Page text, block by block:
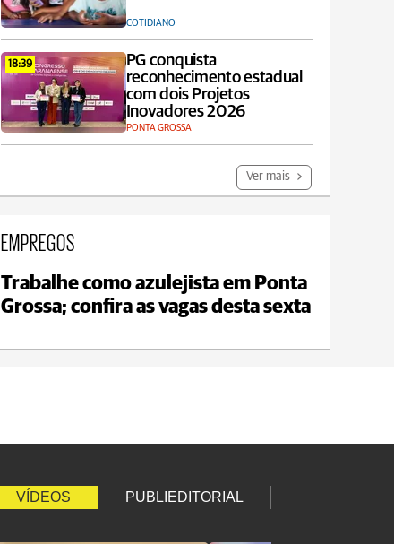
COTIDIANO
18:39
PG conquista
reconhecimento estadual
com dois Projetos
Inovadores 2026
PONTA GROSSA
Ver mais
Jaguariaíva
max 22°C min 19°C
EMPREGOS
Trabalhe como azulejista em Ponta
Grossa; confira as vagas desta sexta
VÍDEOS PUBLIEDITORIAL